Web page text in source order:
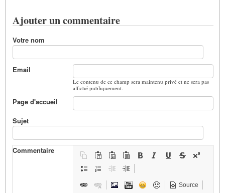
Ajouter un commentaire
Votre nom
Email
Le contenu de ce champ sera maintenu privé et ne sera pas
affiché publiquement.
Page d'accueil
Sujet
Commentaire
Source